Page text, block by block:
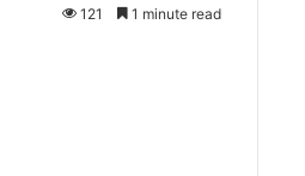
121 1 minute read